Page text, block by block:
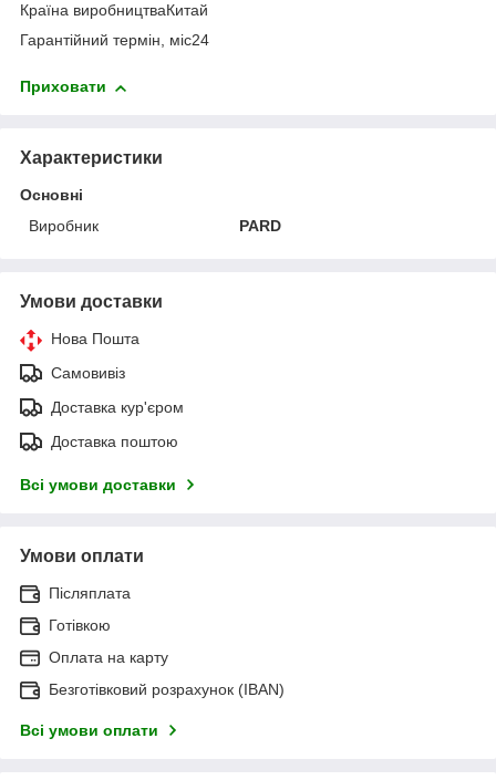
Країна виробництваКитай
Гарантійний термін, міс24
Приховати
Характеристики
Основні
Виробник
PARD
Умови доставки
Нова Пошта
Самовивіз
Доставка кур'єром
Доставка поштою
Всі умови доставки
Умови оплати
Післяплата
Готівкою
Оплата на карту
Безготівковий розрахунок (IBAN)
Всі умови оплати